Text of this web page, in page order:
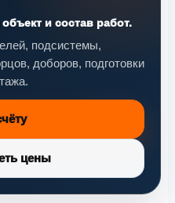
и состав работ.
подсистемы,
доборов, подготовки
цены